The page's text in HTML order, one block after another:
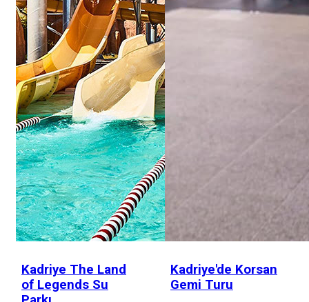
Kadriye The Land
of Legends Su
Kadriye'de Korsan
Gemi Turu